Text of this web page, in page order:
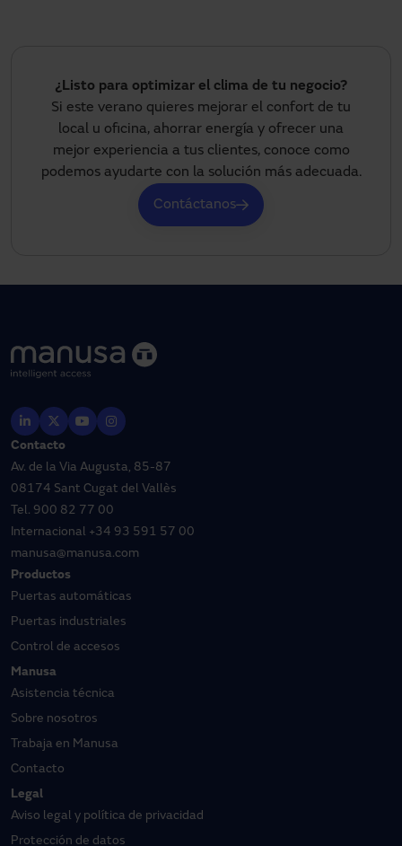
¿Listo para optimizar el clima de tu negocio?
Si este verano quieres mejorar el confort de tu
local u oficina, ahorrar energía y ofrecer una
mejor experiencia a tus clientes, conoce como
podemos ayudarte con la solución más adecuada.
Contáctanos
Contacto
Av. de la Via Augusta, 85-87
08174 Sant Cugat del Vallès
Tel. 900 82 77 00
Internacional +34 93 591 57 00
manusa@manusa.com
Productos
Puertas automáticas
Puertas industriales
Control de accesos
Manusa
Asistencia técnica
Sobre nosotros
Trabaja en Manusa
Contacto
Legal
Aviso legal y política de privacidad
Protección de datos